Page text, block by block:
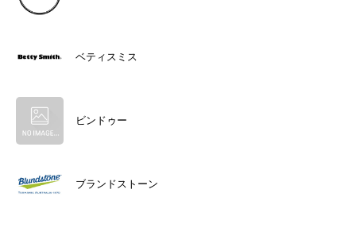
ベティスミス
ビンドゥー
ブランドストーン